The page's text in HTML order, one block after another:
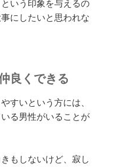
いう印象を与えるの
にしたいと思われな
良くできる
すいという方には、
る男性がいることが
もしないけど、寂し